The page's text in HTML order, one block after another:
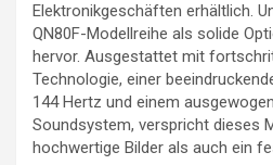
Elektronikgeschäften erhältlich.
QN80F-Modellreihe als solide
hervor. Ausgestattet mit
Technologie, einer
144 Hertz und einem
Soundsystem, verspricht dieses
hochwertige Bilder als auch ein